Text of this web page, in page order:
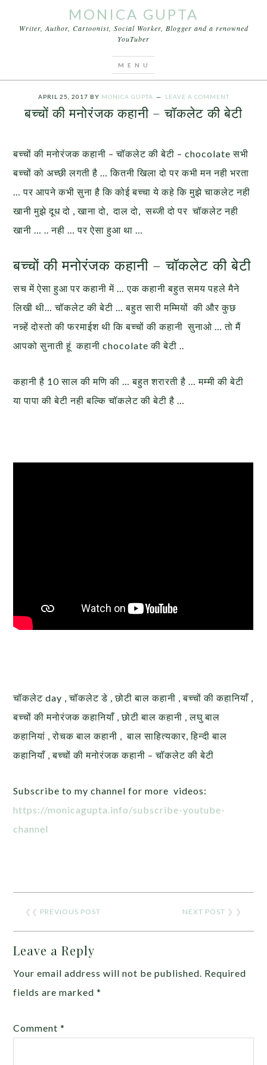
MONICA GUPTA
Writer, Author, Cartoonist, Social Worker, Blogger and a renowned
YouTuber
APRIL 25, 2017 BY MONICA GUPTA LEAVE A COMMENT
बच्चों की मनोरंजक कहानी – चॉकलेट की बेटी
बच्चों की मनोरंजक कहानी – चॉकलेट की बेटी – chocolate सभी
बच्चों को अच्छी लगती है … कितनी खिला दो पर कभी मन नही भरता
… पर आपने कभी सुना है कि कोई बच्चा ये कहे कि मुझे चाकलेट नही
खानी मुझे दूध दो , खाना दो, दाल दो, सब्जी दो पर चॉकलेट नही
खानी … .. नही … पर ऐसा हुआ था …
बच्चों की मनोरंजक कहानी – चॉकलेट की बेटी
सच में ऐसा हुआ पर कहानी में … एक कहानी बहुत समय पहले मैने
लिखी थी… चॉकलेट की बेटी … बहुत सारी मम्मियों की और कुछ
नन्न्हें दोस्तो की फरमाईश थी कि बच्चों की कहानी सुनाओ … तो मैं
आपको सुनाती हूं कहानी chocolate की बेटी ..
कहानी है 10 साल की मणि की … बहुत शरारती है … मम्मी की बेटी
या पापा की बेटी नही बल्कि चॉकलेट की बेटी है …
चॉकलेट day , चॉकलेट डे , छोटी बाल कहानी , बच्चों की कहानियाँ ,
बच्चों की मनोरंजक कहानियाँ , छोटी बाल कहानी , लघु बाल
कहानियां , रोचक बाल कहानी , बाल साहित्यकार, हिन्दी बाल
कहानियाँ , बच्चों की मनोरंजक कहानी – चॉकलेट की बेटी
Subscribe to my channel for more videos:
https://monicagupta.info/subscribe-youtube-
channel
❮❮ PREVIOUS POST NEXT POST ❯ ❯
Leave a Reply
Your email address will not be published. Required
fields are marked*
Comment*